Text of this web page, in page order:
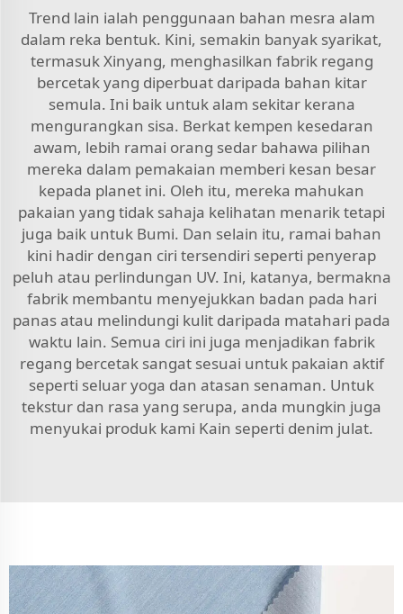
Trend lain ialah penggunaan bahan mesra alam
dalam reka bentuk. Kini, semakin banyak syarikat,
termasuk Xinyang, menghasilkan fabrik regang
bercetak yang diperbuat daripada bahan kitar
semula. Ini baik untuk alam sekitar kerana
mengurangkan sisa. Berkat kempen kesedaran
awam, lebih ramai orang sedar bahawa pilihan
mereka dalam pemakaian memberi kesan besar
kepada planet ini. Oleh itu, mereka mahukan
pakaian yang tidak sahaja kelihatan menarik tetapi
juga baik untuk Bumi. Dan selain itu, ramai bahan
kini hadir dengan ciri tersendiri seperti penyerap
peluh atau perlindungan UV. Ini, katanya, bermakna
fabrik membantu menyejukkan badan pada hari
panas atau melindungi kulit daripada matahari pada
waktu lain. Semua ciri ini juga menjadikan fabrik
regang bercetak sangat sesuai untuk pakaian aktif
seperti seluar yoga dan atasan senaman. Untuk
tekstur dan rasa yang serupa, anda mungkin juga
menyukai produk kami Kain seperti denim julat.